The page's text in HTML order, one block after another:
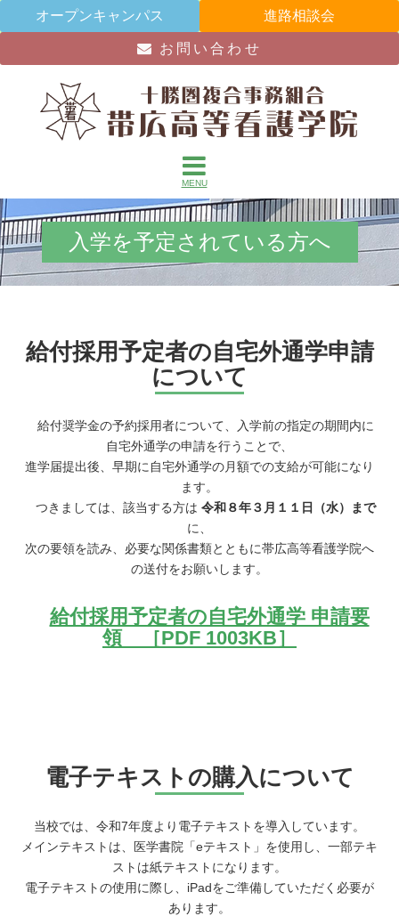
オープンキャンパス 進路相談会
お問い合わせ
MENU
入学を予定されている方へ
給付採用予定者の自宅外通学申請
について
給付奨学金の予約採用者について、入学前の指定の期間内に
自宅外通学の申請を行うことで、
進学届提出後、早期に自宅外通学の月額での支給が可能になり
ます。
つきましては、該当する方は 令和８年３月１１日（水）まで
に、
次の要領を読み、必要な関係書類とともに帯広高等看護学院へ
の送付をお願いします。
給付採用予定者の自宅外通学 申請要
領 ［PDF 1003KB］
電子テキストの購入について
当校では、令和7年度より電子テキストを導入しています。
メインテキストは、医学書院「eテキスト」を使用し、一部テキ
ストは紙テキストになります。
電子テキストの使用に際し、iPadをご準備していただく必要が
あります。